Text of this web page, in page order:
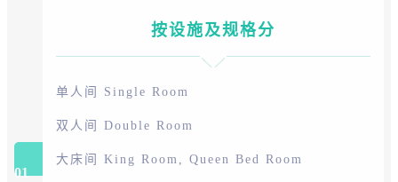
01
按设施及规格分
单人间 Single Room
双人间 Double Room
大床间 King Room, Queen Bed Room